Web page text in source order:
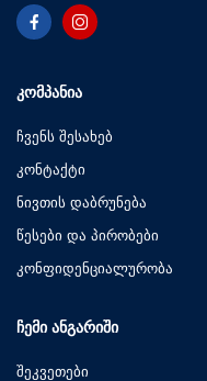
ᲙᲝᲛᲞᲐᲜᲘᲐ
ჩვენს შესახებ
კონტაქტი
ნივთის დაბრუნება
წესები და პირობები
კონფიდენციალურობა
ᲩᲔᲛᲘ ᲐᲜᲒᲐᲠᲘᲨᲘ
შეკვეთები